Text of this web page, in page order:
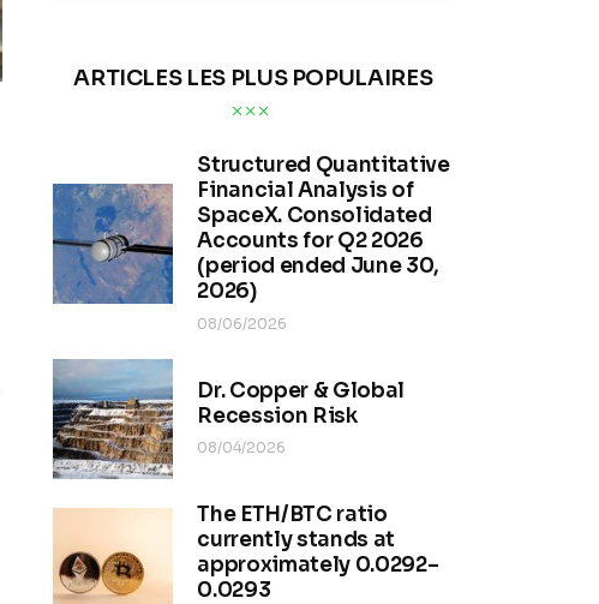
ARTICLES LES PLUS POPULAIRES
Structured Quantitative
Financial Analysis of
SpaceX. Consolidated
Accounts for Q2 2026
(period ended June 30,
2026)
08/06/2026
Dr. Copper & Global
Recession Risk
08/04/2026
The ETH/BTC ratio
currently stands at
approximately 0.0292–
0.0293